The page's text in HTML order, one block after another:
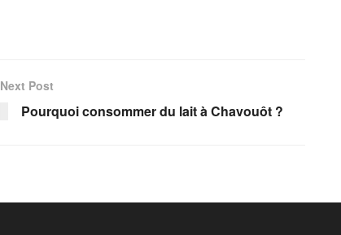
Next Post
Pourquoi consommer du lait à Chavouôt ?